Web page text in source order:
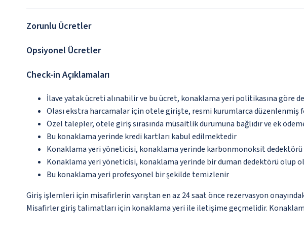
Zorunlu Ücretler
Opsiyonel Ücretler
Check-in Açıklamaları
İlave yatak ücreti alınabilir ve bu ücret, konaklama yeri politikasına göre
Olası ekstra harcamalar için otele girişte, resmi kurumlarca
Özel talepler, otele giriş sırasında müsaitlik durumuna bağlıdır ve ek
Bu konaklama yerinde kredi kartları kabul edilmektedir
Konaklama yeri yöneticisi, konaklama yerinde karbonmonoksit
Konaklama yeri yöneticisi, konaklama yerinde bir duman dedektörü olup
Bu konaklama yeri profesyonel bir şekilde temizlenir
Giriş işlemleri için misafirlerin varıştan en az 24 saat önce rezervasyon
Misafirler giriş talimatları için konaklama yeri ile iletişime geçmelidir.